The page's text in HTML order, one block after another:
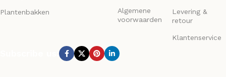
Plantenbakken
Algemene
voorwaarden
Levering &
retour
Klantenservice